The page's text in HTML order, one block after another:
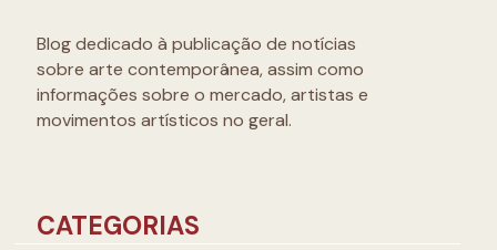
Blog dedicado à publicação de notícias
sobre arte contemporânea, assim como
informações sobre o mercado, artistas e
movimentos artísticos no geral.
CATEGORIAS